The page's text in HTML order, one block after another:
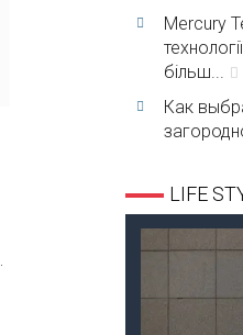
Mercury
більш...
Как
LIFE